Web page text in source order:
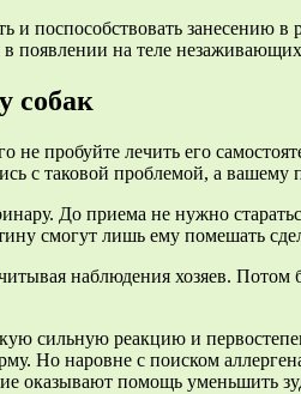
поспособствовать занесению
в появлении на теле
собак
пробуйте лечить его
с таковой проблемой, а
До приема не нужно
смогут лишь ему помешать
наблюдения хозяев.
сильную реакцию и
Но наровне с поиском
оказывают помощь уменьшить